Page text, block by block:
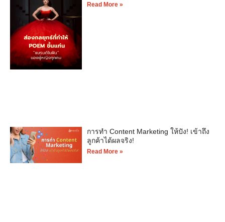
Read More »
การทำ Content Marketing ให้ปัง! เข้าถึง
ลูกค้าได้ผลจริง!
Read More »